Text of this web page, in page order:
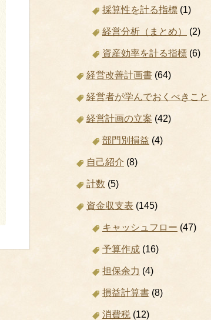
採算性を計る指標 (1)
経営分析（まとめ） (2)
資産効率を計る指標 (6)
経営改善計画書 (64)
経営者が学んでおくべきこと
経営計画の立案 (42)
部門別損益 (4)
自己紹介 (8)
計数 (5)
資金収支表 (145)
キャッシュフロー (47)
予算作成 (16)
担保余力 (4)
損益計算書 (8)
消費税 (12)